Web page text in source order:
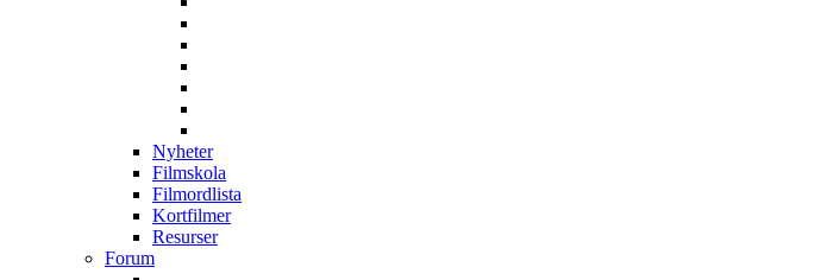
Nyheter
Filmskola
Filmordlista
Kortfilmer
Resurser
Forum